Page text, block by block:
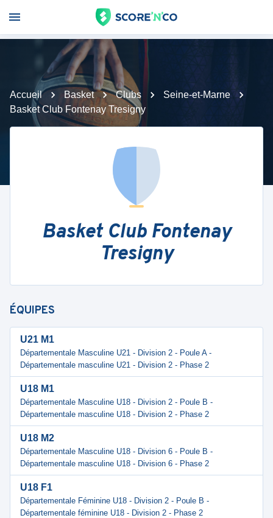
Accueil Basket Clubs
Seine-et-Marne
Basket Club Fontenay Tresigny
Basket Club Fontenay
Tresigny
ÉQUIPES
U21 M1
Départementale Masculine U21 - Division 2 - Poule A -
Départementale masculine U21 - Division 2 - Phase 2
U18 M1
Départementale Masculine U18 - Division 2 - Poule B -
Départementale masculine U18 - Division 2 - Phase 2
U18 M2
Départementale Masculine U18 - Division 6 - Poule B -
Départementale masculine U18 - Division 6 - Phase 2
U18 F1
Départementale Féminine U18 - Division 2 - Poule B -
Départementale féminine U18 - Division 2 - Phase 2